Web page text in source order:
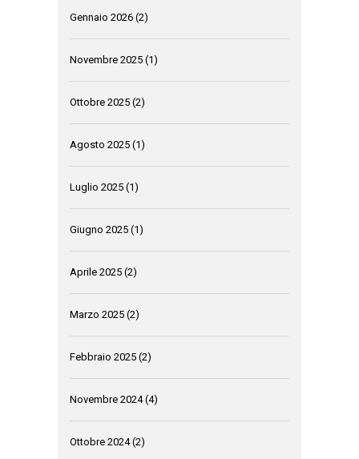
Gennaio 2026 (2)
Novembre 2025 (1)
Ottobre 2025 (2)
Agosto 2025 (1)
Luglio 2025 (1)
Giugno 2025 (1)
Aprile 2025 (2)
Marzo 2025 (2)
Febbraio 2025 (2)
Novembre 2024(4)
Ottobre 2024(2)